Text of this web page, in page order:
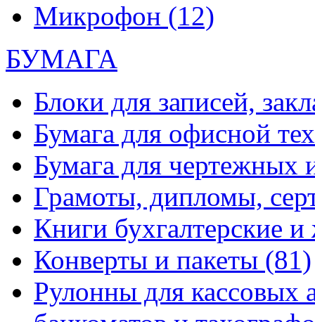
Микрофон (12)
БУМАГА
Блоки для записей,
Бумага для офисной
Бумага для чертежных
Грамоты, дипломы,
Книги бухгалтерские
Конверты и пакеты (81)
Рулонны для кассовых